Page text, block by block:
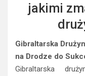
jakimi
Gibraltarska
na Drodze do
Gibraltarska